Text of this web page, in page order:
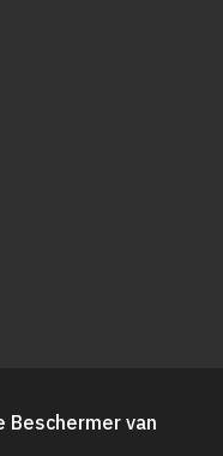
van